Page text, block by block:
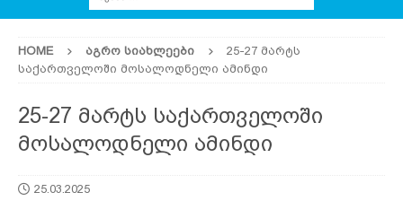
HOME ᲐᲒᲠᲝ ᲡᲘᲐᲮᲚᲔᲔᲑᲘ
25-27 მარტს
საქართველოში მოსალოდნელი ამინდი
25-27 მარტს საქართველოში
მოსალოდნელი ამინდი
25.03.2025